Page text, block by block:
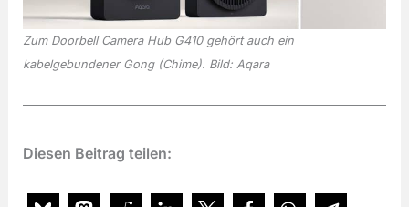
Zum Doorbell Camera Hub G410 gehört auch ein
kabelgebundener Gong (Chime). Bild: Aqara
Diesen Beitrag teilen: